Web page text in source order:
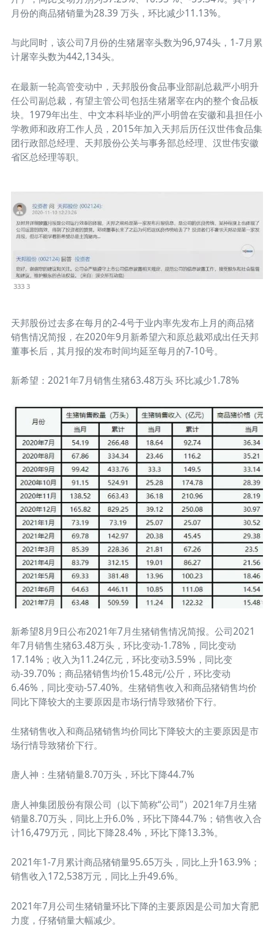
月份的商品猪销量为28.39 万头，环比减少11.13%。
与此同时，该公司7月份的生猪屠宰头数为96,974头，1-7月累
计屠宰头数为442,134头。
在最新一轮高管变动中，天邦股份食品事业部副总裁严小明升
任公司副总裁，有望主管公司包括生猪屠宰在内的整个食品板
块。1979年出生、中文本科毕业的严小明曾在安徽和县担任小
学教师和政府工作人员，2015年加入天邦后历任汉世伟食品集
团行政部总经理、天邦股份公关与事务部总经理、汉世伟安徽
省区总经理等职。
333 3
天邦股份过去多在每月的2-4号于业内率先发布上月的商品猪
销售情况简报，在2020年9月新希望六和原总裁邓成出任天邦
董事长后，其月报的发布时间均延至每月的7-10号。
新希望：2021年7月销售生猪63.48万头 环比减少1.78%
新希望8月9日公布2021年7月生猪销售情况简报。公司2021
年7月销售生猪63.48万头，环比变动-1.78%，同比变动
17.14%；收入为11.24亿元，环比变动3.59%，同比变
动-39.70%；商品猪销售均价15.48元/公斤，环比变动
6.46%，同比变动-57.40%。生猪销售收入和商品猪销售均价
同比下降较大的主要原因是市场行情导致猪价下行。
生猪销售收入和商品猪销售均价同比下降较大的主要原因是市
场行情导致猪价下行。
唐人神：生猪销量8.70万头，环比下降44.7%
唐人神集团股份有限公司（以下简称“公司”）2021年7月生猪
销量8.70万头，同比上升6.0%，环比下降44.7%；销售收入合
计16,479万元，同比下降28.4%，环比下降13.3%。
2021年1-7月累计商品猪销量95.65万头，同比上升163.9%；
销售收入172,538万元，同比上升49.6%。
2021年7月公司生猪销量环比下降的主要原因是公司加大育肥
力度，仔猪销量大幅减少。